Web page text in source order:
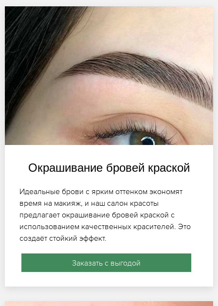
Окрашивание бровей краской
Идеальные брови с ярким оттенком экономят
время на макияж, и наш салон красоты
предлагает окрашивание бровей краской с
использованием качественных красителей. Это
создаёт стойкий эффект.
Заказать с выгодой